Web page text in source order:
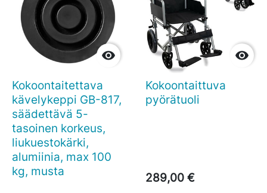

Kokoontaitettava
kävelykeppi GB-817,
säädettävä 5-
tasoinen korkeus,
liukuestokärki,
alumiinia, max 100
kg, musta

Kokoontaittuva
pyörätuoli
289,00 €